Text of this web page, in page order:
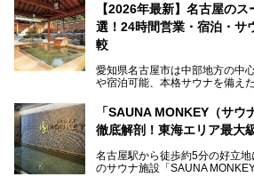
この地で30年にわたり愛され続
地元住民をはじめオープンを待
ないでしょうか。
老朽化した設備の補修を機に、2
ってきたというだけあって、館
以前の4倍に拡張したという露天
容の巨大なスタジアムサウナに
までまるごと楽しめる施設に生
今回は、全面リニューアルして
【2026年最新】名古屋の
選！24時間営業・宿泊・サ
較
愛知県名古屋市は中部地方の中
や宿泊可能、本格サウナを備え
そのため、「日々の仕事の疲れ
い」「休日に時間を忘れて1日
くある点が魅力です！
「SAUNA MONKEY（サ
徹底解剖！東海エリア最大
名古屋駅から徒歩約5分の好立
のサウナ施設「SAUNA